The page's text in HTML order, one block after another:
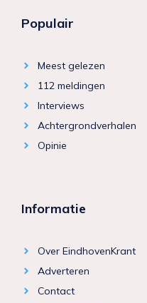
Populair
Meest gelezen
112 meldingen
Interviews
Achtergrondverhalen
Opinie
Informatie
Over EindhovenKrant
Adverteren
Contact